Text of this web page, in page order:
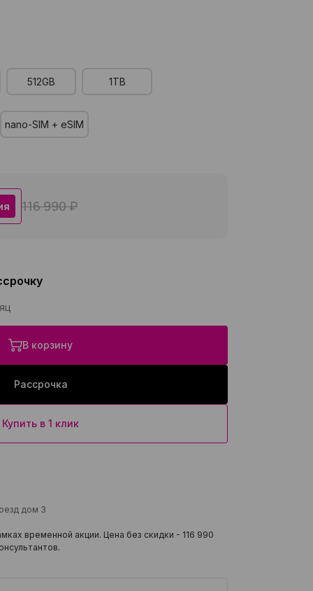
512GB 1TB
nano-SIM + eSIM
116 990 ₽
В корзину
Рассрочка
Купить в 1 клик
дом 3
временной акции. Цена без скидки - 116 990